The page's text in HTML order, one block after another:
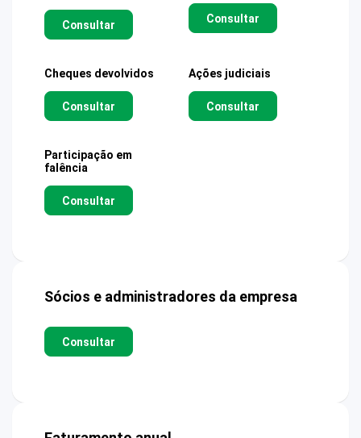
Consultar Consultar
Cheques devolvidos
Consultar
Ações judiciais
Consultar
Participação em
falência
Consultar
Sócios e administradores da empresa
Consultar